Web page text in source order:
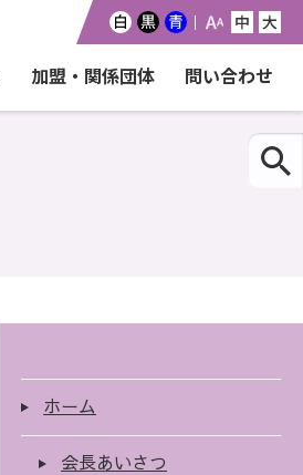
加盟・関係団体 問い合わせ
ホーム
会長あいさつ